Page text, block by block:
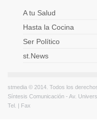
A tu Salud
Hasta la Cocina
Ser Político
st.News
stmedia © 2014. Todos los
Síntesis Comunicación - Av.
Tel. | Fax